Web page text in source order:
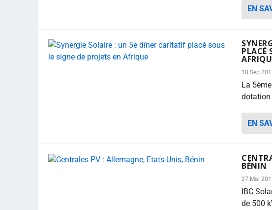
EN
PLACÉ
18 Sep
La
dotation
EN
BÉNIN
27 Mai
IBC
de 500